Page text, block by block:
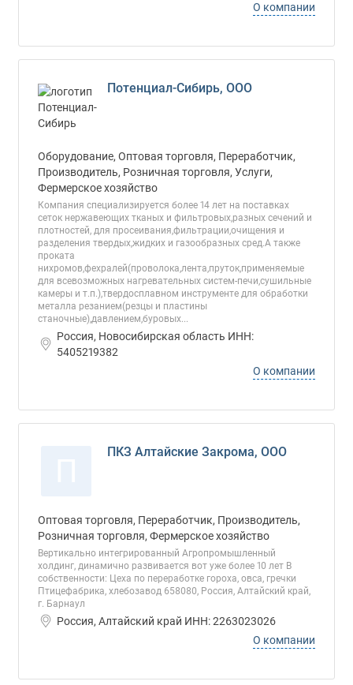
О компании
Потенциал-Сибирь, ООО
Оборудование, Оптовая торговля, Переработчик,
Производитель, Розничная торговля, Услуги,
Фермерское хозяйство
Компания специализируется более 14 лет на поставках
сеток нержавеющих тканых и фильтровых,разных сечений и
плотностей, для просеивания,фильтрации,очищения и
разделения твердых,жидких и газообразных сред.А также
проката
нихромов,фехралей(проволока,лента,пруток,применяемые
для всевозможных нагревательных систем-печи,сушильные
камеры и т.п.),твердосплавном инструменте для обработки
металла резанием(резцы и пластины
станочные),давлением,буровых...
Россия, Новосибирская область ИНН:
5405219382
О компании
ПКЗ Алтайские Закрома, ООО
Оптовая торговля, Переработчик, Производитель,
Розничная торговля, Фермерское хозяйство
Вертикально интегрированный Агропромышленный
холдинг, динамично развивается вот уже более 10 лет В
собственности: Цеха по переработке гороха, овса, гречки
Птицефабрика, хлебозавод 658080, Россия, Алтайский край,
г. Барнаул
Россия, Алтайский край ИНН: 2263023026
О компании